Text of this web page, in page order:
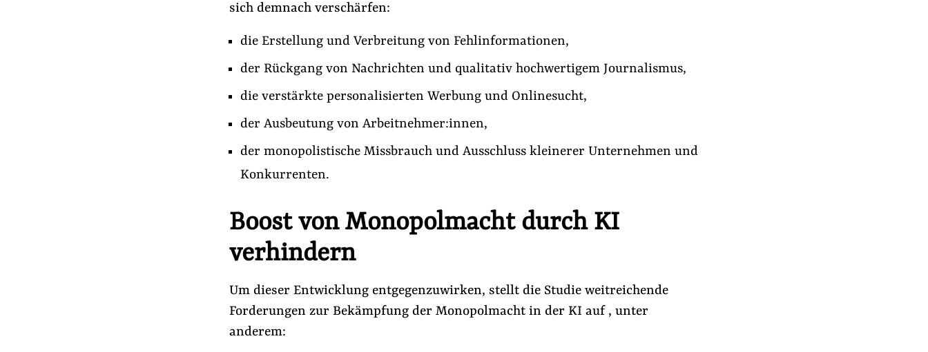
sich demnach verschärfen:
die Erstellung und Verbreitung von Fehlinformationen,
der Rückgang von Nachrichten und qualitativ hochwertigem Journalismus,
die verstärkte personalisierten Werbung und Onlinesucht,
der Ausbeutung von Arbeitnehmer:innen,
der monopolistische Missbrauch und Ausschluss kleinerer Unternehmen und
Konkurrenten.
Boost von Monopolmacht durch KI
verhindern
Um dieser Entwicklung entgegenzuwirken, stellt die Studie weitreichende
Forderungen zur Bekämpfung der Monopolmacht in der KI auf , unter
anderem: